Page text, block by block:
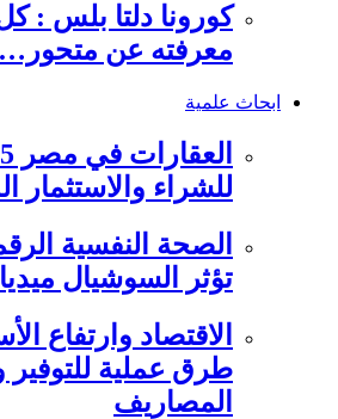
كورونا دلتا بلس :
معرفته عن متحور…
ابحاث علمية
للشراء والاستثمار
تؤثر السوشيال
طرق عملية للتوفير
المصاريف